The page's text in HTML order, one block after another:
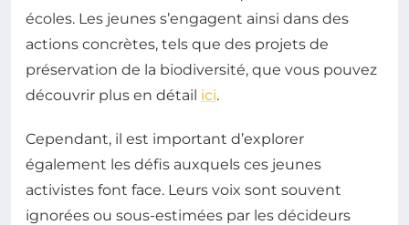
écoles. Les jeunes s’engagent ainsi dans des
actions concrètes, tels que des projets de
préservation de la biodiversité, que vous pouvez
découvrir plus en détail ici.
Cependant, il est important d’explorer
également les défis auxquels ces jeunes
activistes font face. Leurs voix sont souvent
ignorées ou sous-estimées par les décideurs